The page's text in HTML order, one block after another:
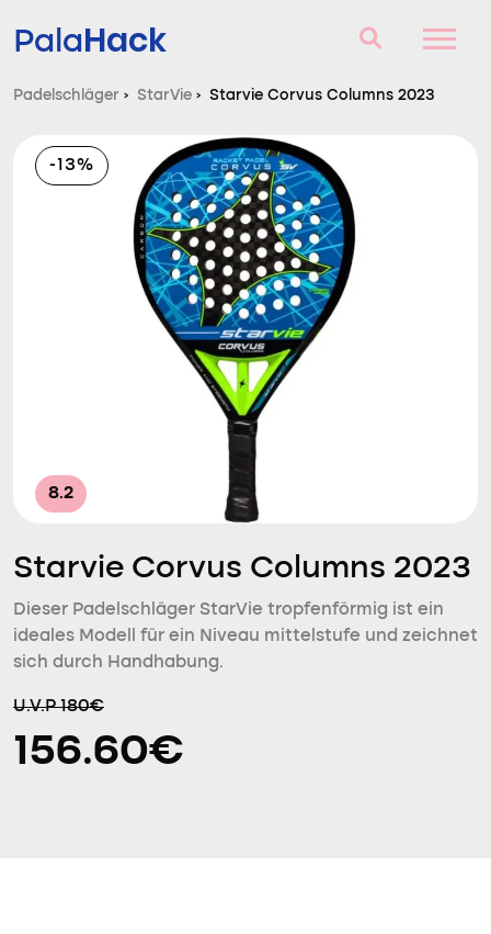
PalaHack
Padelschläger
Fragen und Antworten
Vergleich
Padelschläger › StarVie › Starvie Corvus Columns 2023
-13%
8.2
Starvie Corvus Columns 2023
Dieser Padelschläger StarVie tropfenförmig ist ein
ideales Modell für ein Niveau mittelstufe und zeichnet
sich durch Handhabung.
U.V.P 180€
156.60€